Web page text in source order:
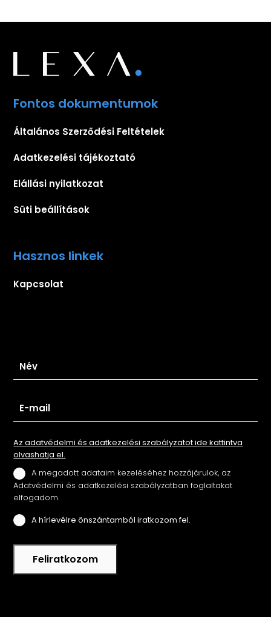
Fontos dokumentumok
Általános Szerződési Feltételek
Adatkezelési tájékoztató
Elállási nyilatkozat
Süti beállítások
Hasznos linkek
Kapcsolat
Az adatvédelmi és adatkezelési szabályzatot ide kattintva
olvashatja el.
A megadott adataim kezeléséhez hozzájárulok, az
Adatvédelmi és adatkezelési szabályzatban foglaltakat
elfogadom.
A hírlevélre önszántamból iratkozom fel.
Feliratkozom